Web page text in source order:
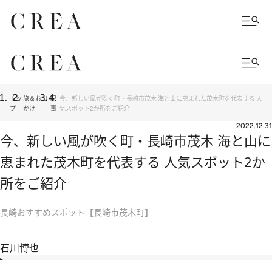
トッ
プ
旅＆お出
かけ
記
事
今、新しい風が吹く町・長崎市茂木 海と山に恵まれた茂木町を代表する 人
気スポット2か所をご紹介
2022.12.31
今、新しい風が吹く町・長崎市茂木 海と山に
恵まれた茂木町を代表する 人気スポット2か
所をご紹介
長崎おすすめスポット【長崎市茂木町】
石川博也